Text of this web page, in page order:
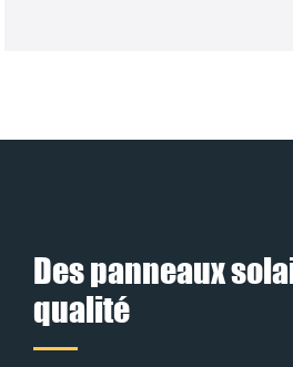
Des panneaux
qualité